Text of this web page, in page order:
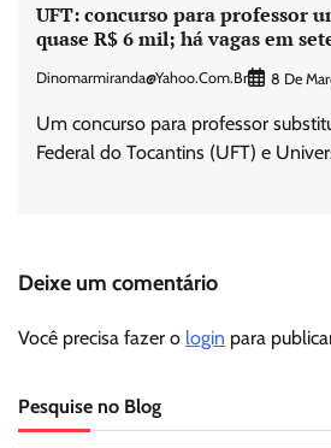
UFT: concurso para professor
quase R$ 6 mil; há vagas em
Dinomarmiranda@yahoo.com.br 8 De
Um concurso para professor
Federal do Tocantins (UFT) e
Deixe um comentário
Você precisa fazer o login para
Pesquise no Blog